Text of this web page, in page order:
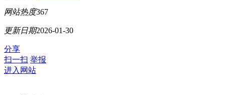
网站热度367
更新日期2026-01-30
分享
扫一扫 举报
进入网站